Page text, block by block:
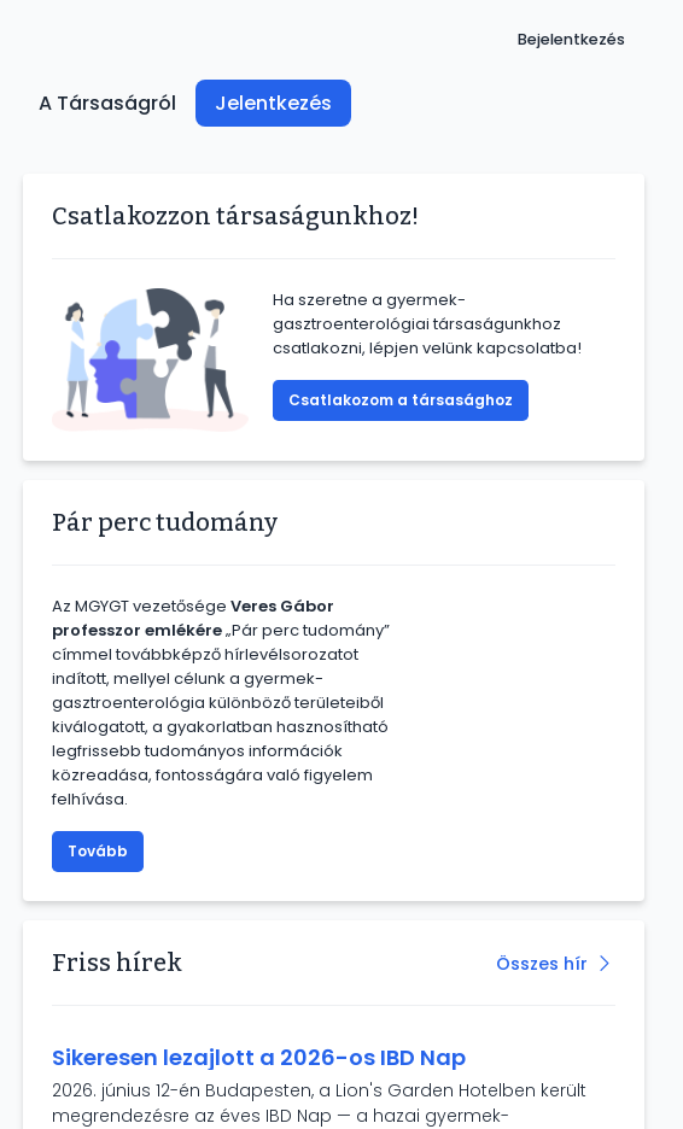
User
Bejelentkezés
A Társaságról
Jelentkezés
Csatlakozzon társaságunkhoz!
Ha szeretne a gyermek-
gasztroenterológiai társaságunkhoz
csatlakozni, lépjen velünk kapcsolatba!
Csatlakozom a társasághoz
Pár perc tudomány
Az MGYGT vezetőségeVeres Gábor
professzor emlékére„Pár perc tudomány”
címmel továbbképző hírlevélsorozatot
indított, mellyel célunk a gyermek-
gasztroenterológia különböző területeiből
kiválogatott, a gyakorlatban hasznosítható
legfrissebb tudományos információk
közreadása, fontosságára való figyelem
felhívása.
Tovább
Friss hírek
Sikeresen lezajlott a 2026-os IBD Nap
2026. június 12-én Budapesten, a Lion's Garden Hotelben került
megrendezésre az éves IBD Nap — a hazai gyermek-
Összes hír